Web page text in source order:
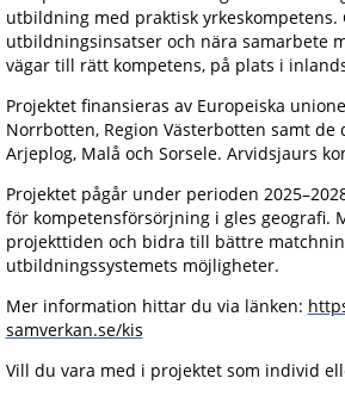
utbildning med praktisk
utbildningsinsatser och nära samarbete
vägar till rätt kompetens, på plats i
Projektet finansieras av Europeiska
Norrbotten, Region Västerbotten samt
Arjeplog, Malå och Sorsele. Arvidsjaurs
Projektet pågår under perioden
för kompetensförsörjning i gles geografi.
projekttiden och bidra till bättre
utbildningssystemets möjligheter.
Mer information hittar du via länken:
samverkan.se/kis
Vill du vara med i projektet som individ